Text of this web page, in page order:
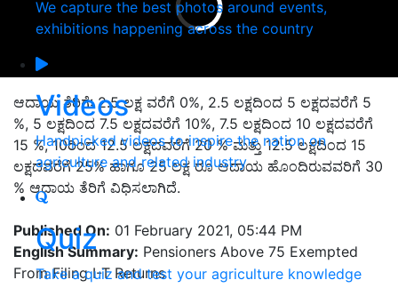
We capture the best photos around events,
exhibitions happening across the country
Videos
Handpicked videos to inspire the nation on
agriculture and related industry
Quiz
Take a quiz and test your agriculture knowledge
ಆದಾಯ ತೆರಿಗೆ: 2.5 ಲಕ್ಷ ವರೆಗೆ 0%, 2.5 ಲಕ್ಷದಿಂದ 5 ಲಕ್ಷದವರೆಗೆ 5
%, 5 ಲಕ್ಷದಿಂದ 7.5 ಲಕ್ಷದವರೆಗೆ 10%, 7.5 ಲಕ್ಷದಿಂದ 10 ಲಕ್ಷದವರೆಗೆ
15 %, 10ರಿಂದ 12.5 ಲಕ್ಷದವರೆಗೆ 20 % ಮತ್ತು 12.5 ಲಕ್ಷದಿಂದ 15
ಲಕ್ಷದವರೆಗೆ 25% ಹಾಗೂ 25 ಲಕ್ಷ ರೂ ಆದಾಯ ಹೊಂದಿರುವವರಿಗೆ 30
% ಆದಾಯ ತೆರಿಗೆ ವಿಧಿಸಲಾಗಿದೆ.
Published On: 01 February 2021, 05:44 PM
English Summary: Pensioners Above 75 Exempted
From Filing I-T Returns